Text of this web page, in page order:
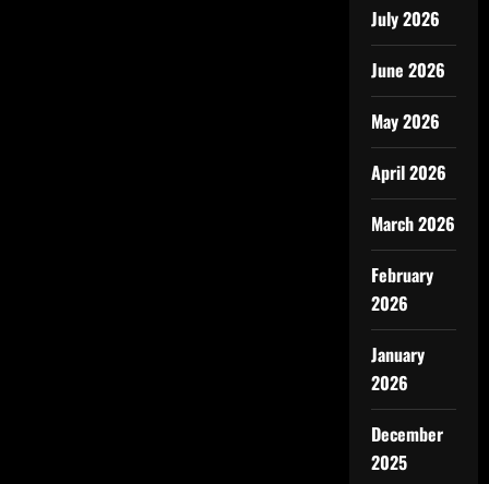
July 2026
June 2026
May 2026
April 2026
March 2026
February
2026
January
2026
December
2025